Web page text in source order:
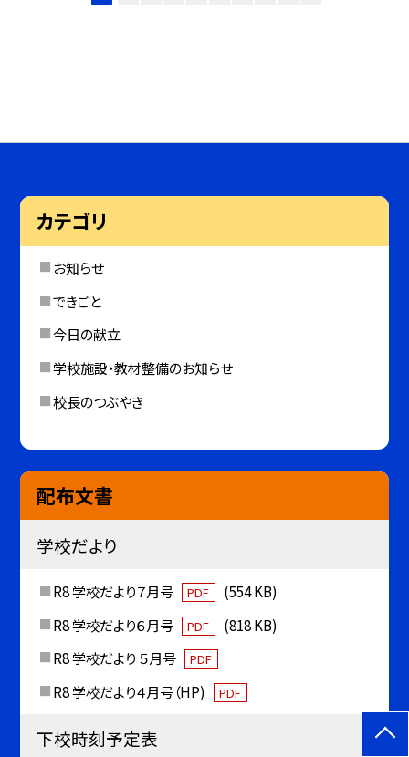
カテゴリ
お知らせ
できごと
今日の献立
学校施設・教材整備のお知らせ
校長のつぶやき
配布文書
学校だより
R8 学校だより７月号 PDF
(554 KB)
R8 学校だより６月号
PDF
(818 KB)
R8 学校だより ５月号
PDF
R8 学校だより４月号（HP) PDF
下校時刻予定表